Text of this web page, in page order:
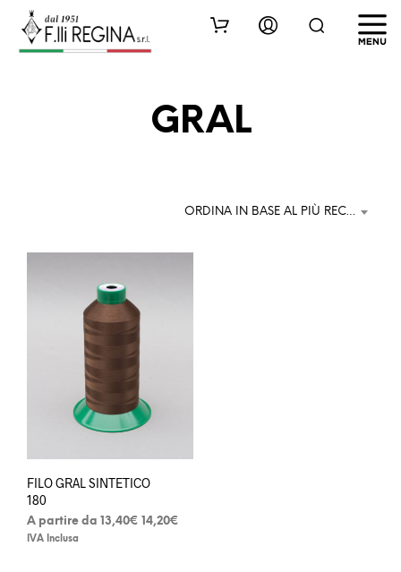
GRAL
ORDINA IN BASE AL PIÙ RECENTE
FILO GRAL SINTETICO
180
A partire da 13,40€ 14,20€
IVA Inclusa